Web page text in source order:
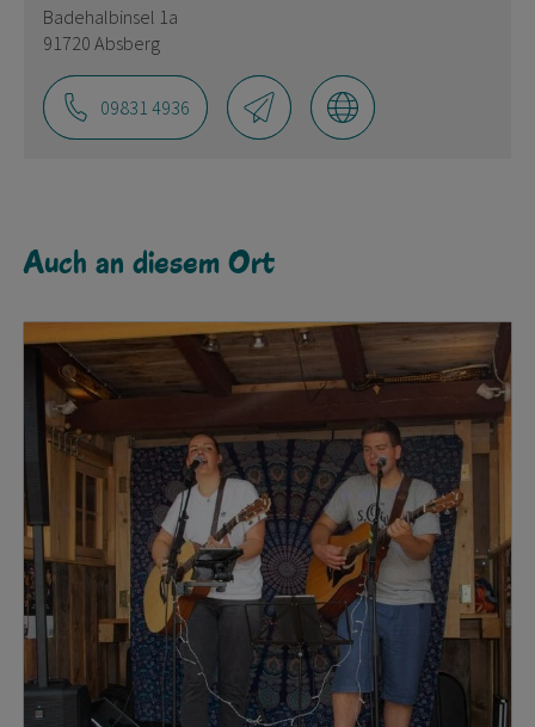
Badehalbinsel 1a
91720 Absberg
09831 4936
Auch an diesem Ort